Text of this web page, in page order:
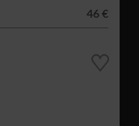
46 €